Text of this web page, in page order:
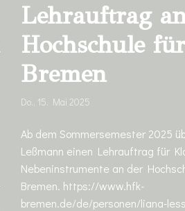
Lehrauftrag
Hochschule
Bremen
Do., 15. Mai 2025
Ab dem Sommersemester 2025
Leßmann einen Lehrauftrag für
Nebeninstrumente an der
Bremen. https://www.hfk-
bremen.de/de/personen/liana-